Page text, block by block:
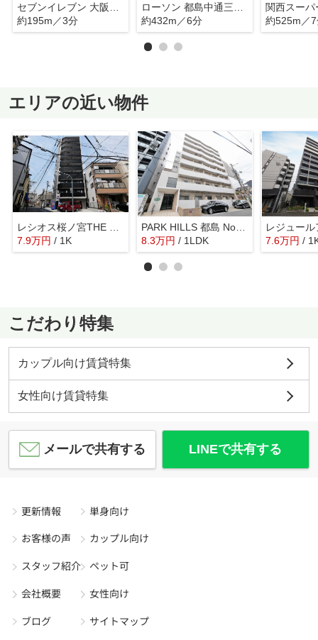
約195m／3分
約432m／6分
関西スー
約525m／
エリアの近い物件
レシオス桜ノ宮THE First
7.9万円 / 1K
PARK HILLS 都島 Noble
8.3万円 / 1LDK 7.6万円 /
こだわり特集
カップル向け賃貸特集
女性向け賃貸特集
メールで共有する LINEで共有する
更新情報
お客様の声
スタッフ紹介
会社概要
ブログ
単身向け
カップル向け
ペット可
女性向け
サイトマップ